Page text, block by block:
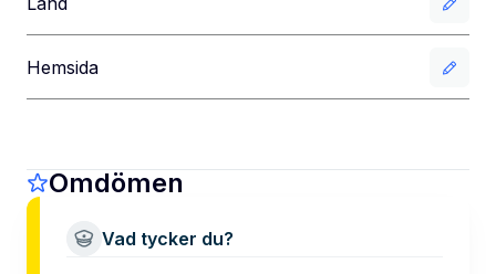
Hemsida
Omdömen
Vad tycker du?